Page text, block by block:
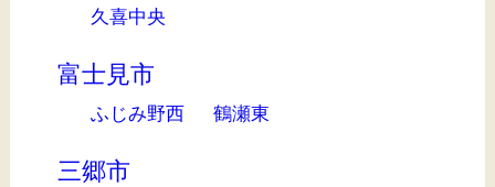
久喜中央
富士見市
ふじみ野西 鶴瀬東
三郷市